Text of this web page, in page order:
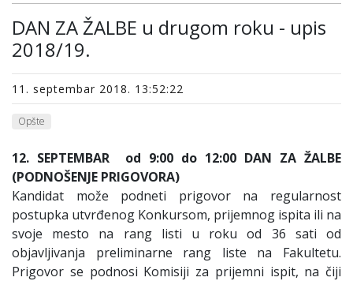
DAN ZA ŽALBE u drugom roku - upis
2018/19.
11. septembar 2018. 13:52:22
Opšte
12. SEPTEMBAR od 9:00 do 12:00 DAN ZA ŽALBE
(PODNOŠENJE PRIGOVORA)
Kandidat može podneti prigovor na regularnost
postupka utvrđenog Konkursom, prijemnog ispita ili na
svoje mesto na rang listi u roku od 36 sati od
objavljivanja preliminarne rang liste na Fakultetu.
Prigovor se podnosi Komisiji za prijemni ispit, na čiji